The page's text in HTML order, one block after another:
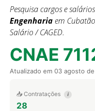
Pesquisa cargos e
Engenhariaem
Salário / CAGED.
CNAE
Atualizado em 03 agosto
📥 Contratações i
28